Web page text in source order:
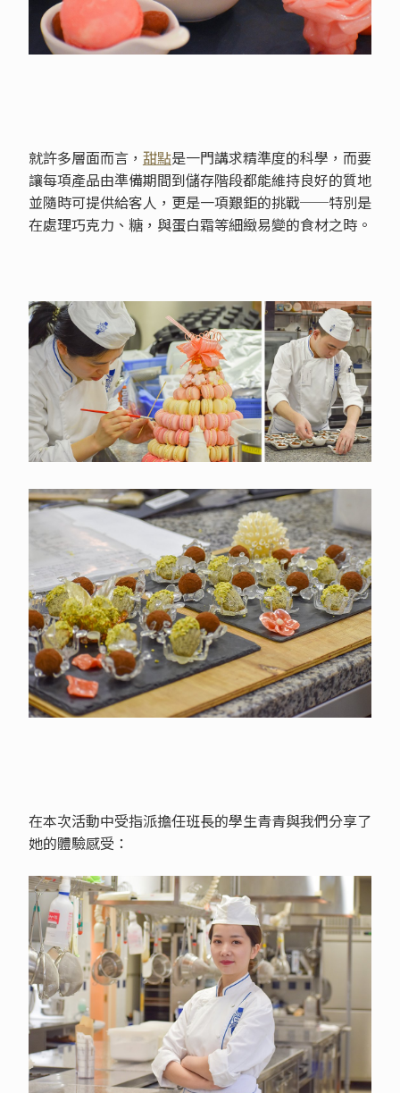
就許多層面而言， 甜點是一門講求精準度的科學，而要
讓每項產品由準備期間到儲存階段都能維持良好的質地
並隨時可提供給客人，更是一項艱鉅的挑戰──特別是
在處理巧克力、糖，與蛋白霜等細緻易變的食材之時。
在本次活動中受指派擔任班長的學生青青與我們分享了
她的體驗感受：